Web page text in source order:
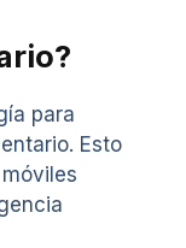
para
Esto